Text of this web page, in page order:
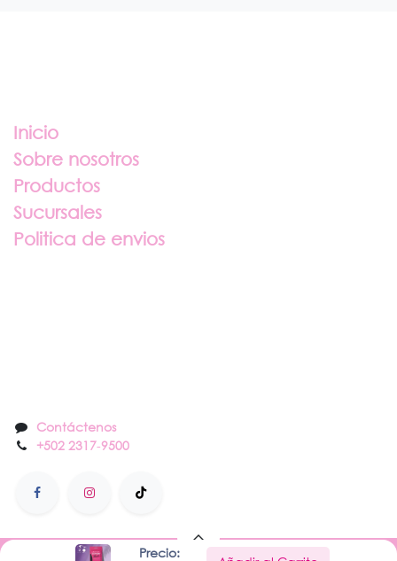
Precio:
Inicio
Sobre nosotros
Productos
Sucursales
Politica de envios
Contáctenos
+502 2317-9500